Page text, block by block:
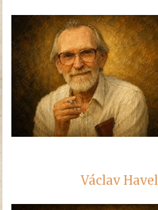
Václav Havel